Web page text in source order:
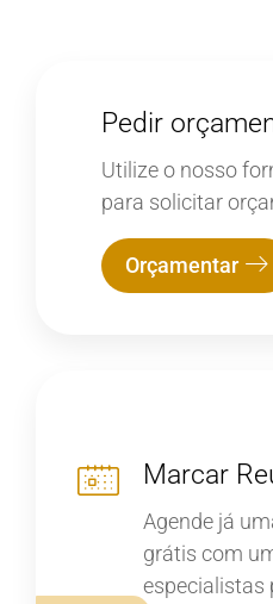
Pedir
Utilize o nosso
para solicitar
Orçamentar
Marcar
Agende já
grátis com
especialistas